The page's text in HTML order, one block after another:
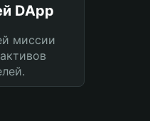
DApp
миссии